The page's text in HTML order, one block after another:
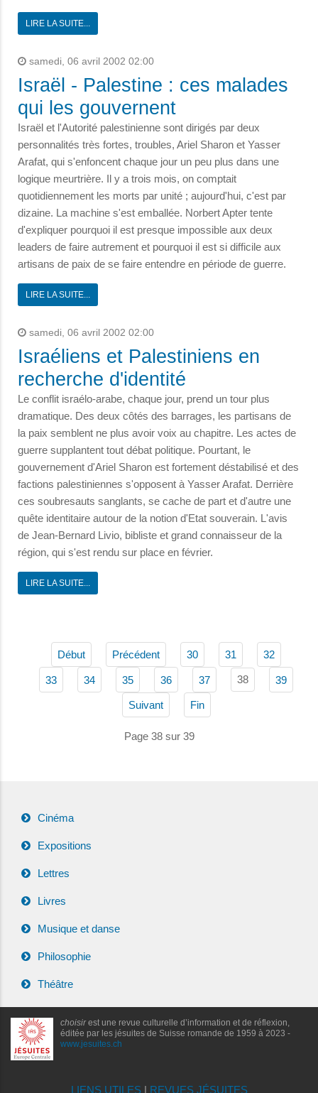
LIRE LA SUITE...
samedi, 06 avril 2002 02:00
Israël - Palestine : ces malades
qui les gouvernent
Israël et l'Autorité palestinienne sont dirigés par deux
personnalités très fortes, troubles, Ariel Sharon et Yasser
Arafat, qui s'enfoncent chaque jour un peu plus dans une
logique meurtrière. Il y a trois mois, on comptait
quotidiennement les morts par unité ; aujourd'hui, c'est par
dizaine. La machine s'est emballée. Norbert Apter tente
d'expliquer pourquoi il est presque impossible aux deux
leaders de faire autrement et pourquoi il est si difficile aux
artisans de paix de se faire entendre en période de guerre.
LIRE LA SUITE...
samedi, 06 avril 2002 02:00
Israéliens et Palestiniens en
recherche d'identité
Le conflit israélo-arabe, chaque jour, prend un tour plus
dramatique. Des deux côtés des barrages, les partisans de
la paix semblent ne plus avoir voix au chapitre. Les actes de
guerre supplantent tout débat politique. Pourtant, le
gouvernement d'Ariel Sharon est fortement déstabilisé et des
factions palestiniennes s'opposent à Yasser Arafat. Derrière
ces soubresauts sanglants, se cache de part et d'autre une
quête identitaire autour de la notion d'Etat souverain. L'avis
de Jean-Bernard Livio, bibliste et grand connaisseur de la
région, qui s'est rendu sur place en février.
LIRE LA SUITE...
Début Précédent 30 31 32
33 34 35 36 37 38 39
Suivant Fin
Page 38 sur 39
Cinéma
Expositions
Lettres
Livres
Musique et danse
Philosophie
Théâtre
choisirest une revue culturelle d’information et de réflexion,
éditée par les jésuites de Suisse romande de 1959 à 2023 -
www.jesuites.ch
LIENS UTILES| REVUES JÉSUITES